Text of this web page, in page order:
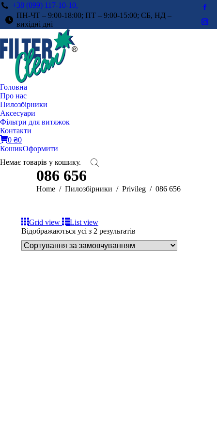
+38 (099) 117-10-10,
ПН-ЧТ – 9:00-18:00; ПТ – 9:00-15:00; СБ, НД –
вихідні дні
Головна
Про нас
Пилозбірники
Аксесуари
Фільтри для витяжок
Контакти
0 ₴0
КошикОформити
Немає товарів у кошику.
086 656
You are here:
Home Пилозбірники Privileg 086 656
Grid view
List view
Відображаються усі з 2 результатів